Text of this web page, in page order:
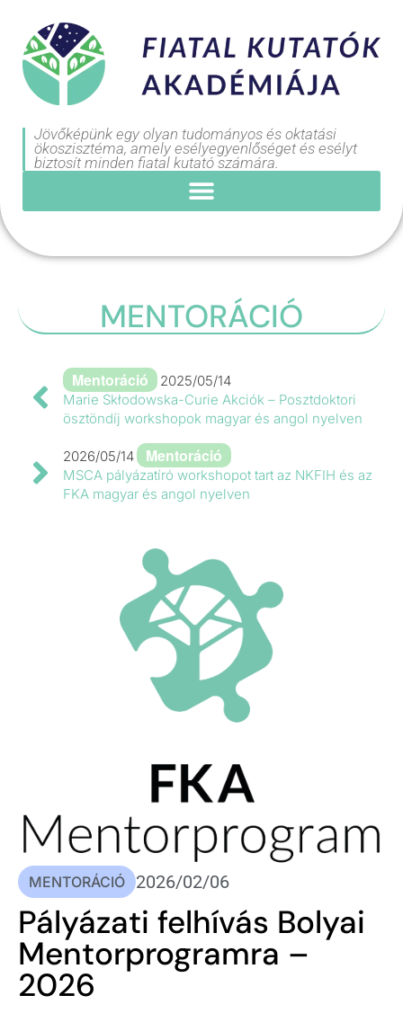
Jövőképünk egy olyan tudományos és oktatási
ökoszisztéma, amely esélyegyenlőséget és esélyt
biztosít minden fiatal kutató számára.
MENTORÁCIÓ
Mentoráció
2025/05/14
Marie Skłodowska-Curie Akciók – Posztdoktori
ösztöndíj workshopok magyar és angol nyelven
2026/05/14 Mentoráció
MSCA pályázatíró workshopot tart az NKFIH és az
FKA magyar és angol nyelven
MENTORÁCIÓ 2026/02/06
Pályázati felhívás Bolyai
Mentorprogramra –
2026